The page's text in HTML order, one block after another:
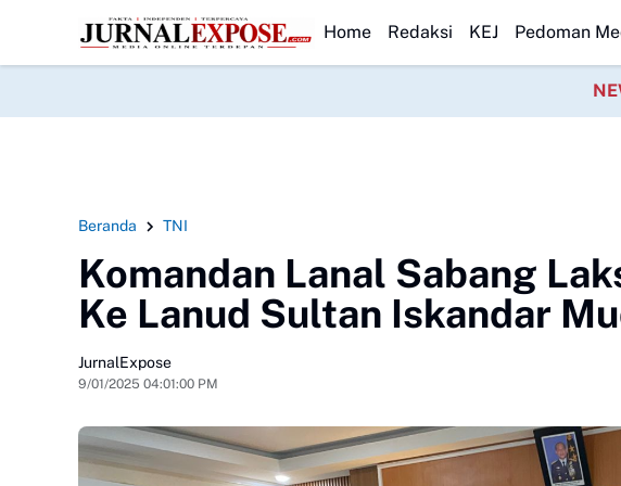
HEADLINE
Pengisian BBM BojongOrang Tua Tiga SDN Keluhkan Menu MBG Sukabumi
Home Redaksi KEJ Pedoman
Beranda TNI
Komandan Lanal Sabang
Ke Lanud Sultan Iskandar
JurnalExpose
9/01/2025 04:01:00 PM